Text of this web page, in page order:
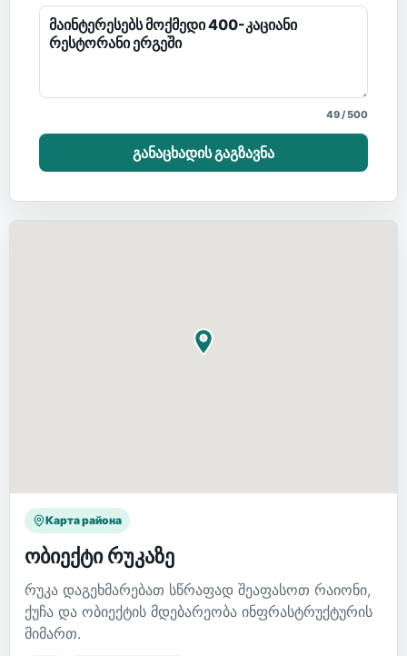
49/500
განაცხადის გაგზავნა
Карта района
ობიექტი რუკაზე
რუკა დაგეხმარებათ სწრაფად შეაფასოთ რაიონი,
ქუჩა და ობიექტის მდებარეობა ინფრასტრუქტურის
მიმართ.